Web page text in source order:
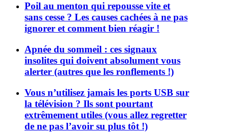
Poil au menton qui repousse vite et
sans cesse ? Les causes cachées à ne pas
ignorer et comment bien réagir !
Apnée du sommeil : ces signaux
insolites qui doivent absolument vous
alerter (autres que les ronflements !)
Vous n’utilisez jamais les ports USB sur
la télévision ? Ils sont pourtant
extrêmement utiles (vous allez regretter
de ne pas l’avoir su plus tôt !)